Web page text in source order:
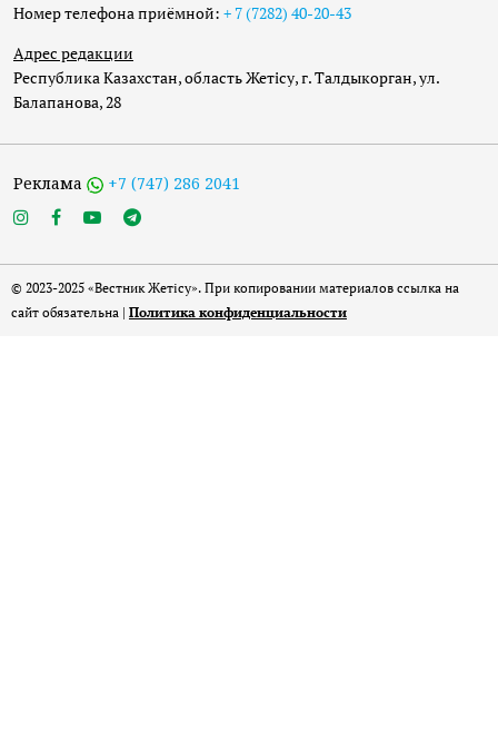
Номер телефона приёмной: + 7 (7282) 40-20-43
Адрес редакции
Республика Казахстан, область Жетісу, г. Талдыкорган, ул.
Балапанова, 28
Реклама +7 (747) 286 2041
© 2023-2025 «Вестник Жетісу». При копировании материалов ссылка на
сайт обязательна | Политика конфиденциальности